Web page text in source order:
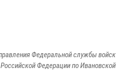
Федеральной службы войск
Федерации по Ивановской